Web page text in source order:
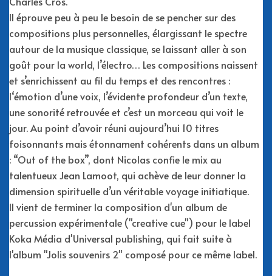
Il éprouve peu à peu le besoin de se pencher sur des
compositions plus personnelles, élargissant le spectre
autour de la musique classique, se laissant aller à son
goût pour la world, l’électro… Les compositions naissent
et s’enrichissent au fil du temps et des rencontres :
l‘émotion d’une voix, l’évidente profondeur d’un texte,
une sonorité retrouvée et c’est un morceau qui voit le
jour. Au point d’avoir réuni aujourd’hui 10 titres
foisonnants mais étonnament cohérents dans un album
: “Out of the box”, dont Nicolas confie le mix au
talentueux Jean Lamoot, qui achève de leur donner la
dimension spirituelle d’un véritable voyage initiatique.
Il vient de terminer la composition d'un album de
percussion expérimentale ("creative cue") pour le label
Koka Média d'Universal publishing, qui fait suite à
l'album "Jolis souvenirs 2" composé pour ce même label.